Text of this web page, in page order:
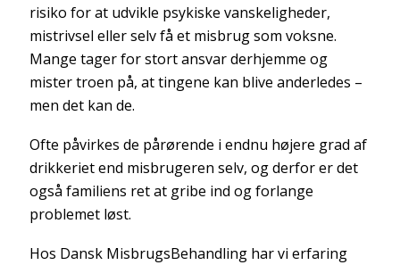
risiko for at udvikle psykiske vanskeligheder,
mistrivsel eller selv få et misbrug som voksne.
Mange tager for stort ansvar derhjemme og
mister troen på, at tingene kan blive anderledes –
men det kan de.
Ofte påvirkes de pårørende i endnu højere grad af
drikkeriet end misbrugeren selv, og derfor er det
også familiens ret at gribe ind og forlange
problemet løst.
Hos Dansk MisbrugsBehandling har vi erfaring